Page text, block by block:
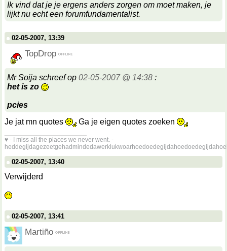
Ik vind dat je je ergens anders zorgen om moet maken, je
lijkt nu echt een forumfundamentalist.
02-05-2007, 13:39
TopDrop
Mr Soija schreef op 02-05-2007 @ 14:38 :
het is zo
pcies
Je jat mn quotes
Ga je eigen quotes zoeken
♥ - I miss all the places we never went. -
02-05-2007, 13:40
Verwijderd
02-05-2007, 13:41
Martiño